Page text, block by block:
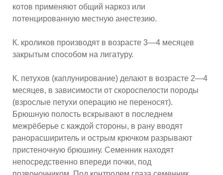
котов применяют общий наркоз или
потенцированную местную анестезию.
К. кроликов производят в возрасте 3—4 месяцев
закрытым способом на лигатуру.
К. петухов (каплунирование) делают в возрасте 2—4
месяцев, в зависимости от скороспелости породы
(взрослые петухи операцию не переносят).
Брюшную полость вскрывают в последнем
межрёберье с каждой стороны, в рану вводят
ранорасширитель и острым крючком разрывают
пристеночную брюшину. Семенник находят
непосредственно впереди почки, под